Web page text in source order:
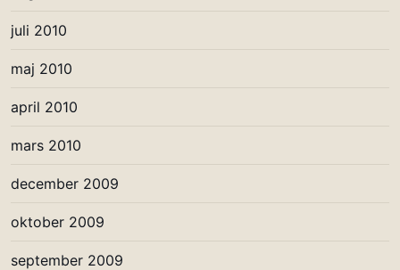
juli 2010
maj 2010
april 2010
mars 2010
december 2009
oktober 2009
september 2009